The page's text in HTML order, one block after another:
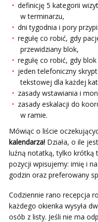
definicję 5 kategorii
w terminarzu,
dni tygodnia i pory
regułę co robić, gdy
przewidziany blok,
regułę co robić, gdy
jeden telefoniczny
tekstowej dla każdej
zasady wstawiania i
zasady eskalacji do
w ramie.
Mówiąc o liście
kalendarza! Działa, o ile
luźną notatką, tylko krótką
pozycji wpisujemy: imię i
godzin oraz preferowany
Codziennie rano recepcja
każdego okienka wysyła
osób z listy. Jeśli nie ma